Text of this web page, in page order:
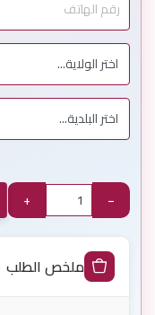
−
+
ملخص الطلب